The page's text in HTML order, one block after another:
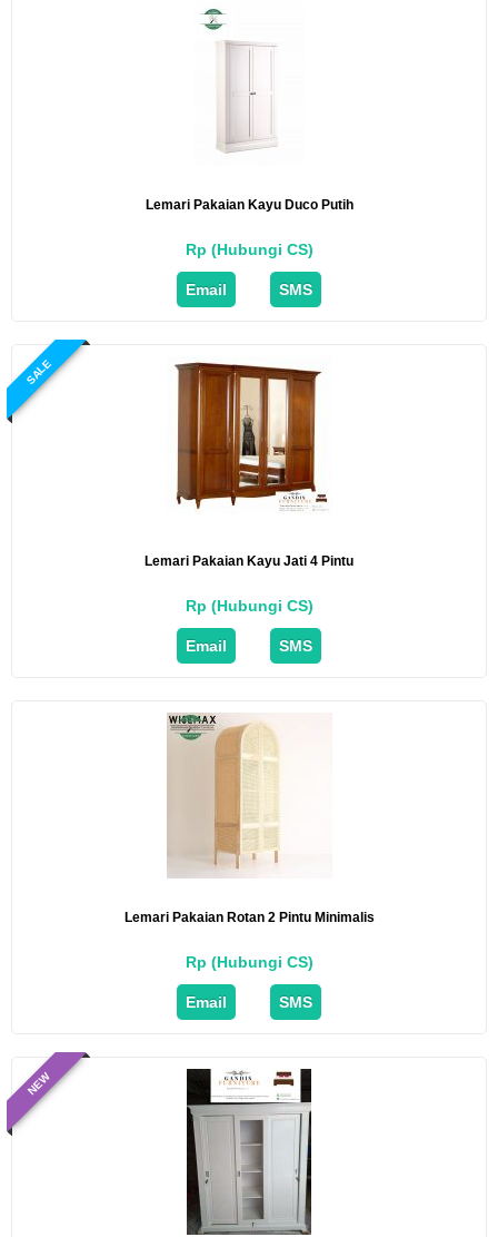
Lemari Pakaian Kayu Duco Putih
Rp (Hubungi CS)
Email SMS
SALE
Lemari Pakaian Kayu Jati 4 Pintu
Rp (Hubungi CS)
Email SMS
Lemari Pakaian Rotan 2 Pintu Minimalis
Rp (Hubungi CS)
Email SMS
NEW